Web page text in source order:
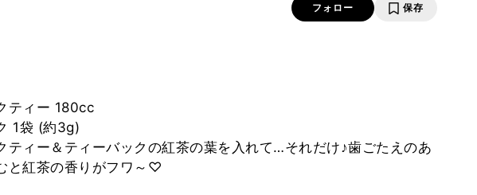
フォロー 保存
ティー 180cc
1袋 (約3g)
ティー＆ティーバックの紅茶の葉を入れて…それだけ♪歯ごたえのあ
と紅茶の香りがフワ～♡